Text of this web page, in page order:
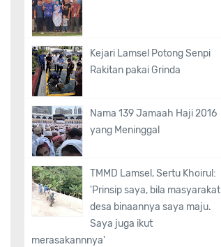
Kejari Lamsel Potong Senpi
Rakitan pakai Grinda
Nama 139 Jamaah Haji 2016
yang Meninggal
TMMD Lamsel, Sertu Khoirul:
'Prinsip saya, bila masyarakat
desa binaannya saya maju.
Saya juga ikut
merasakannnya'